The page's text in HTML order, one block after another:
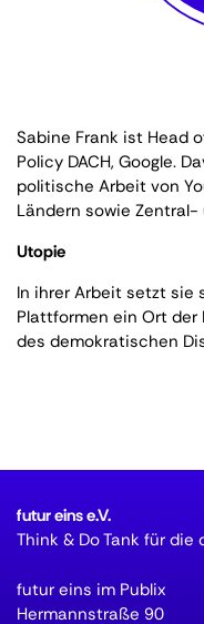
Sabine Frank ist Head
Policy DACH, Google.
politische Arbeit von
Ländern sowie
Utopie
In ihrer Arbeit setzt sie
Plattformen ein Ort
des demokratischen
futur eins e.V.
Think & Do Tank für
futur eins im Publix
Hermannstraße 90